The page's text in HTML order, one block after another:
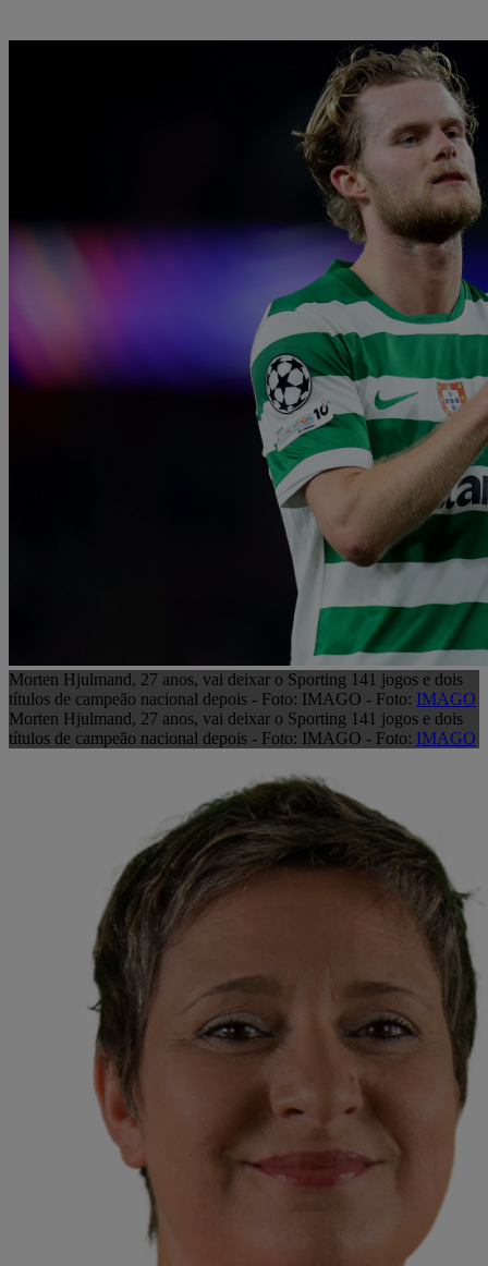
Morten Hjulmand, 27 anos, vai deixar o Sporting 141 jogos e dois
títulos de campeão nacional depois - Foto: IMAGO - Foto: IMAGO
Morten Hjulmand, 27 anos, vai deixar o Sporting 141 jogos e dois
títulos de campeão nacional depois - Foto: IMAGO - Foto: IMAGO